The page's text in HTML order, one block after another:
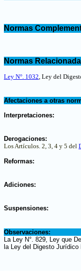
Normas
Normas
Ley N°. 1032, Ley del
Afectaciones a otras
Interpretaciones:
Derogaciones:
Los Artículos. 2, 3, 4 y 5 del
Reformas:
Adiciones:
Suspensiones:
Observaciones:
La Ley N°. 829, Ley que
la Ley del Digesto